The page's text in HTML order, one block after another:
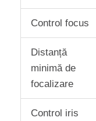
Control focus
Distanță
minimă de
focalizare
Control iris